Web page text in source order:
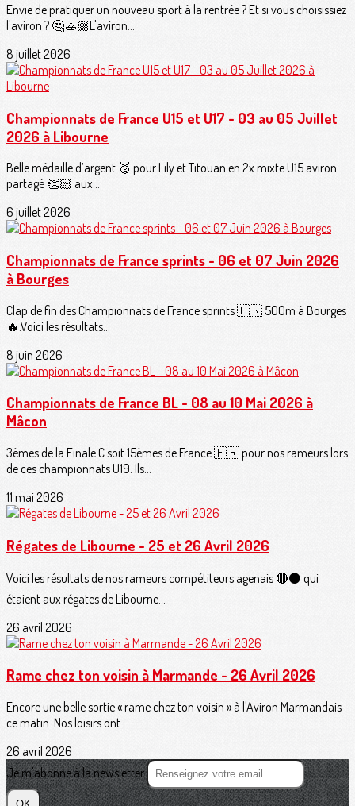
Envie de pratiquer un nouveau sport à la rentrée ? Et si vous choisissiez
l'aviron ? 🤔🚣🏼L'aviron...
8 juillet 2026
Championnats de France U15 et U17 - 03 au 05 Juillet
2026 à Libourne
Belle médaille d’argent 🥈 pour Lily et Titouan en 2x mixte U15 aviron
partagé 👏🏻 aux...
6 juillet 2026
Championnats de France sprints - 06 et 07 Juin 2026
à Bourges
Clap de fin des Championnats de France sprints 🇫🇷 500m à Bourges
🔥.Voici les résultats...
8 juin 2026
Championnats de France BL - 08 au 10 Mai 2026 à
Mâcon
3èmes de la Finale C soit 15èmes de France 🇫🇷 pour nos rameurs lors
de ces championnats U19. Ils...
11 mai 2026
Régates de Libourne - 25 et 26 Avril 2026
Voici les résultats de nos rameurs compétiteurs agenais 🔴⚫️ qui
étaient aux régates de Libourne...
26 avril 2026
Rame chez ton voisin à Marmande - 26 Avril 2026
Encore une belle sortie « rame chez ton voisin » à l'Aviron Marmandais
ce matin. Nos loisirs ont...
26 avril 2026
Je m'abonne à la newsletter